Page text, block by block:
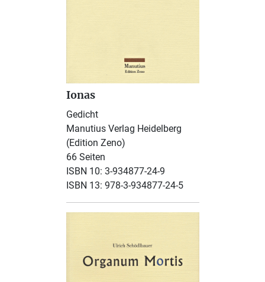
Ionas
Gedicht
Manutius Verlag Heidelberg
(Edition Zeno)
66 Seiten
ISBN 10: 3-934877-24-9
ISBN 13: 978-3-934877-24-5